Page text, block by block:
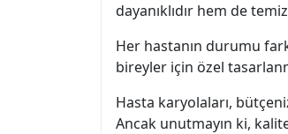
dayanıklıdır hem de
Her hastanın durumu
bireyler için özel
Hasta karyolaları,
Ancak unutmayın ki,